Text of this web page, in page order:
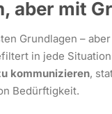
aber mit
Grundlagen –
in jede
kommunizieren,
Bedürftigkeit.